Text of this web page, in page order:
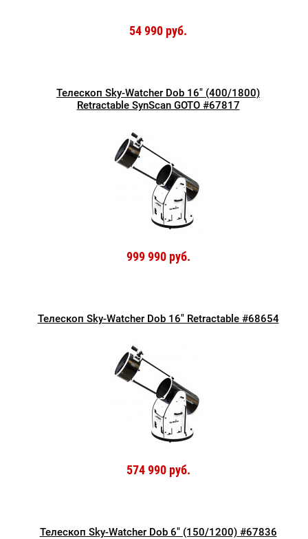
54 990 руб.
Телескоп Sky-Watcher Dob 16" (400/1800)
Retractable SynScan GOTO #67817
999 990 руб.
Телескоп Sky-Watcher Dob 16" Retractable #68654
574 990 руб.
Телескоп Sky-Watcher Dob 6" (150/1200) #67836